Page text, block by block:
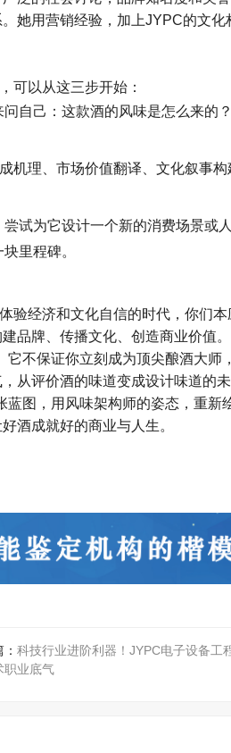
她用营销经验，加上JYPC的文化
可以从这三步开始：
自己：这款酒的风味是怎么来的
机理、市场价值翻译、文化叙事
尝试为它设计一个新的消费场景或
里程碑。
验经济和文化自信的时代，你们本
品牌、传播文化、创造商业价值。
不保证你立刻成为顶尖酿酒大师
从评价酒的味道变成设计味道的未
蓝图，用风味架构师的姿态，重新
酒成就好的商业与人生。
科技行业进阶利器！JYPC电子设备工
职业底气